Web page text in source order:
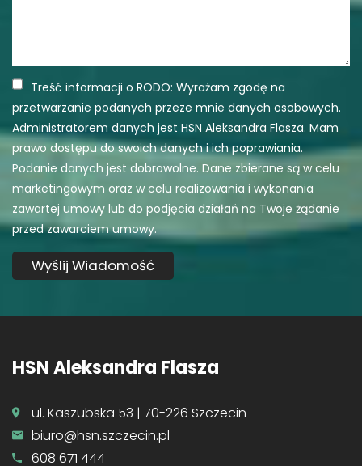
Treść informacji o RODO: Wyrażam zgodę na
przetwarzanie podanych przeze mnie danych osobowych.
Administratorem danych jest HSN Aleksandra Flasza. Mam
prawo dostępu do swoich danych i ich poprawiania.
Podanie danych jest dobrowolne. Dane zbierane są w celu
marketingowym oraz w celu realizowania i wykonania
zawartej umowy lub do podjęcia działań na Twoje żądanie
przed zawarciem umowy.
HSN Aleksandra Flasza
ul. Kaszubska 53 | 70-226 Szczecin
biuro@hsn.szczecin.pl
608 671 444